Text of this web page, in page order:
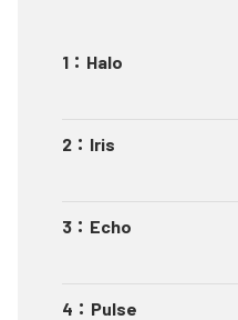
1 ： Halo
2 ： Iris
3 ： Echo
4 ： Pulse